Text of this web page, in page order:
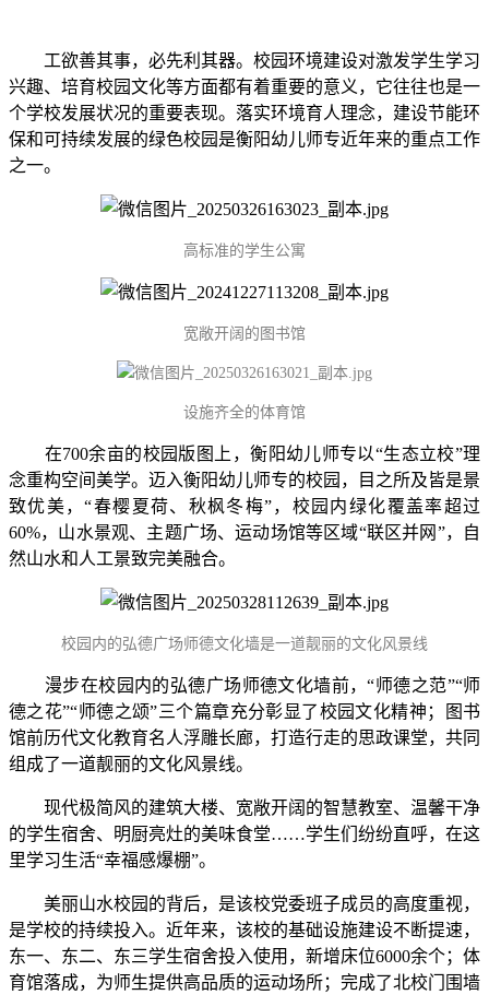
工欲善其事，必先利其器。校园环境建设对激发学生学习
兴趣、培育校园文化等方面都有着重要的意义，它往往也是一
个学校发展状况的重要表现。落实环境育人理念，建设节能环
保和可持续发展的绿色校园是衡阳幼儿师专近年来的重点工作
之一。
高标准的学生公寓
宽敞开阔的图书馆
设施齐全的体育馆
在700余亩的校园版图上‌，衡阳幼儿师专以“生态立校”理
念重构空间美学。迈入衡阳幼儿师专的校园，目之所及皆是景
致优美，“春樱夏荷、秋枫冬梅”，校园内绿化覆盖率超过
60%，山水景观、主题广场、运动场馆等区域“联区并网”，自
然山水和人工景致完美融合。
校园内的弘德广场师德文化墙是一道靓丽的文化风景线
漫步在校园内的弘德广场师德文化墙前，“师德之范”“师
德之花”“师德之颂”三个篇章充分彰显了校园文化精神；图书
馆前历代文化教育名人浮雕长廊，打造行走的思政课堂，共同
组成了一道靓丽的文化风景线。‌
现代极简风的建筑大楼、宽敞开阔的智慧教室、温馨干净
的学生宿舍、明厨亮灶的美味食堂……学生们纷纷直呼，在这
里学习生活“幸福感爆棚”。
美丽山水校园的背后，是该校党委班子成员的高度重视，
是学校的持续投入。近年来，该校的基础设施建设不断提速，
东一、东二、东三学生宿舍投入使用，新增床位6000余个；体
育馆落成，为师生提供高品质的运动场所；完成了北校门围墙